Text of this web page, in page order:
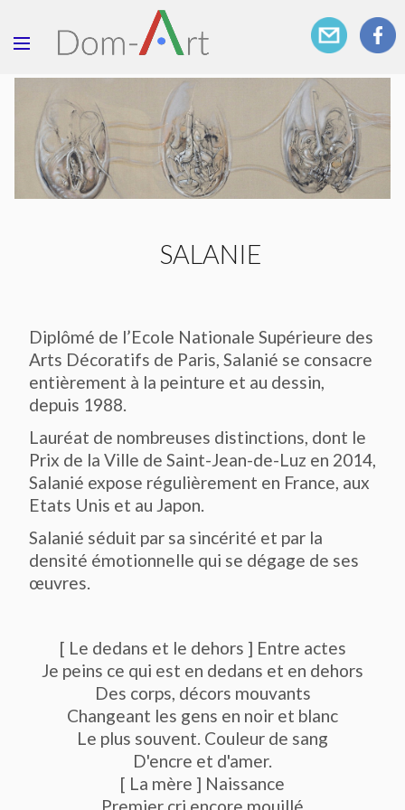
SALANIE
Diplômé de l’Ecole Nationale Supérieure des
Arts Décoratifs de Paris, Salanié se consacre
entièrement à la peinture et au dessin,
depuis 1988.
Lauréat de nombreuses distinctions, dont le
Prix de la Ville de Saint-Jean-de-Luz en 2014,
Salanié expose régulièrement en France, aux
Etats Unis et au Japon.
Salanié séduit par sa sincérité et par la
densité émotionnelle qui se dégage de ses
œuvres.
[ Le dedans et le dehors ] Entre actes
Je peins ce qui est en dedans et en dehors
Des corps, décors mouvants
Changeant les gens en noir et blanc
Le plus souvent. Couleur de sang
D'encre et d'amer.
[ La mère ] Naissance